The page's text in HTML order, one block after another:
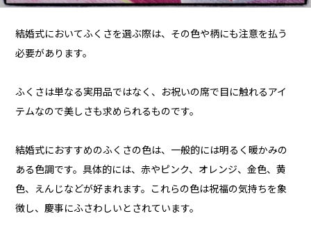
結婚式においてふくさを選ぶ際は、その色や柄にも注意を払う
必要があります。
ふくさは単なる実用品ではなく、お祝いの席で目に触れるアイ
テムなので美しさも求められるものです。
結婚式におすすめのふくさの色は、一般的には明るく暖かみの
ある色調です。具体的には、赤やピンク、オレンジ、金色、黄
色、えんじなどが好まれます。これらの色は祝福の気持ちを象
徴し、慶事にふさわしいとされています。